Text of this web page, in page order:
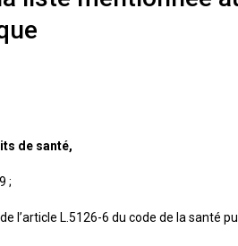
de santé,
;
l’article L.5126-6 du code de la santé